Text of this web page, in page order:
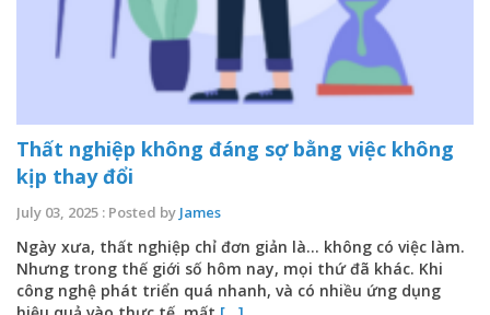
Thất nghiệp không đáng sợ bằng việc không
kịp thay đổi
July 03, 2025 : Posted by James
Ngày xưa, thất nghiệp chỉ đơn giản là… không có việc làm.
Nhưng trong thế giới số hôm nay, mọi thứ đã khác. Khi
công nghệ phát triển quá nhanh, và có nhiều ứng dụng